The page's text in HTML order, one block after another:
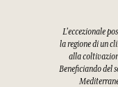
L'eccezionale
la regione di un
alla
Beneficiando del